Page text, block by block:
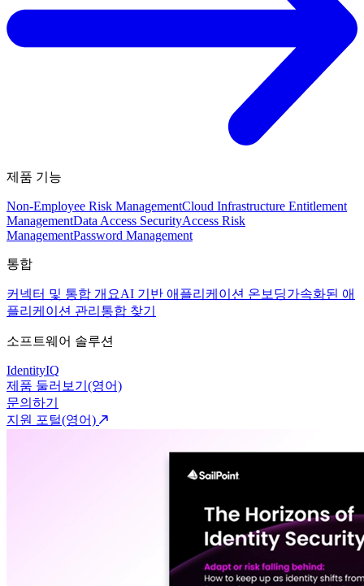
제품 기능
Non-Employee Risk ManagementCloud Infrastructure Entitlement
ManagementData Access SecurityAccess Risk
ManagementPassword Management
통합
커넥터 및 통합 개요AI 기반 애플리케이션 온보딩가속화된 애
플리케이션 관리 통합 찾기
소프트웨어 솔루션
IdentityIQ
제품 둘러보기(영어)
문의하기
지원 포털(영어)